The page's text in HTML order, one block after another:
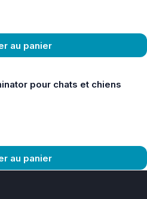
au panier
pour chats et chiens
au panier